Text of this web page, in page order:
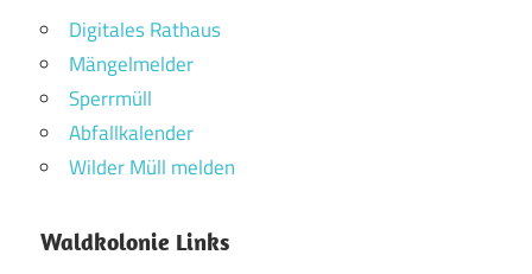
Digitales Rathaus
Mängelmelder
Sperrmüll
Abfallkalender
Wilder Müll melden
Waldkolonie Links